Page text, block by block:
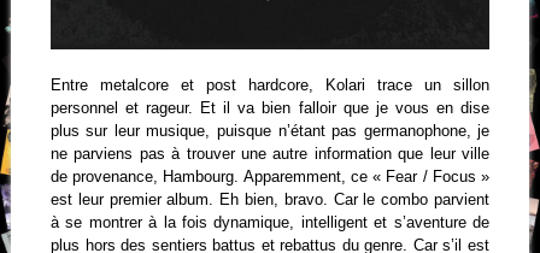
Entre metalcore et post hardcore, Kolari trace un sillon
personnel et rageur. Et il va bien falloir que je vous en dise
plus sur leur musique, puisque n’étant pas germanophone, je
ne parviens pas à trouver une autre information que leur ville
de provenance, Hambourg. Apparemment, ce « Fear / Focus »
est leur premier album. Eh bien, bravo. Car le combo parvient
à se montrer à la fois dynamique, intelligent et s’aventure de
plus hors des sentiers battus et rebattus du genre. Car s’il est